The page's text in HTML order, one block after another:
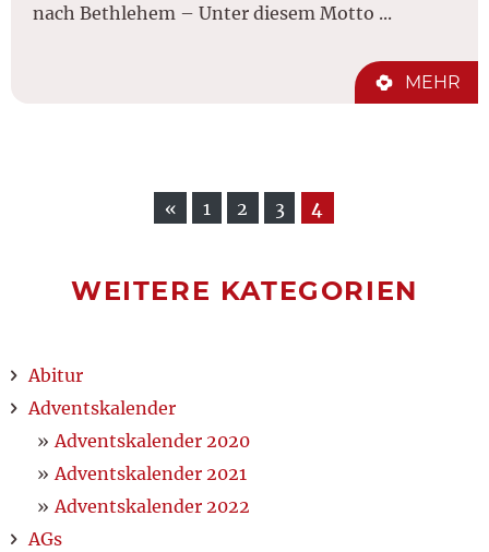
nach Bethlehem – Unter diesem Motto ...
MEHR
« 1 2 3 4
WEITERE KATEGORIEN
Abitur
Adventskalender
Adventskalender 2020
Adventskalender 2021
Adventskalender 2022
AGs